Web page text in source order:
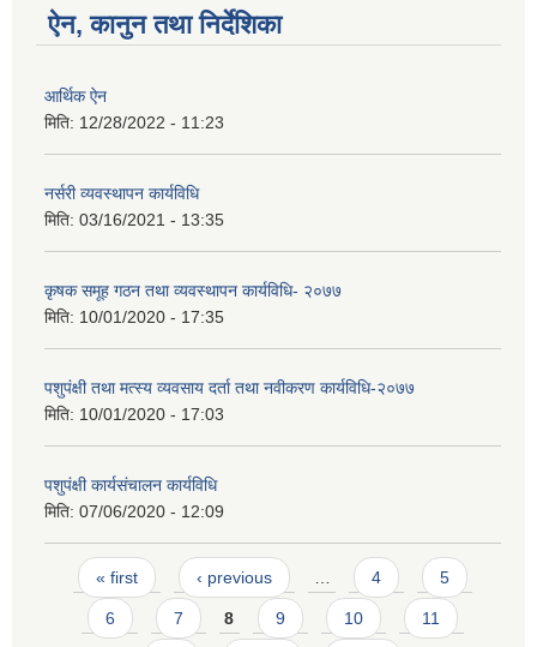
ऐन, कानुन तथा निर्देशिका
आर्थिक ऐन
मिति: 12/28/2022 - 11:23
नर्सरी व्यवस्थापन कार्यविधि
मिति: 03/16/2021 - 13:35
कृषक समूह गठन तथा व्यवस्थापन कार्यविधि- २०७७
मिति: 10/01/2020 - 17:35
पशुपंक्षी तथा मत्स्य व्यवसाय दर्ता तथा नवीकरण कार्यविधि-२०७७
मिति: 10/01/2020 - 17:03
पशुपंक्षी कार्यसंचालन कार्यविधि
मिति: 07/06/2020 - 12:09
Pages
« first ‹ previous 4 5
6 7 8 9 10 11